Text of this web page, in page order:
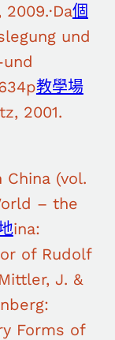
個
und
教學場
2001.
(vol.
– the
ina:
of Rudolf
J. &
Forms of